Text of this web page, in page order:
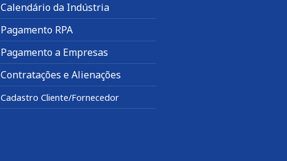
Calendário da Indústria
Pagamento RPA
Pagamento a Empresas
Contratações e Alienações
Cadastro Cliente/Fornecedor